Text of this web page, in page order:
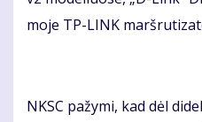
mo­je TP-LINK
NKSC pa­žy­mi, kad dėl